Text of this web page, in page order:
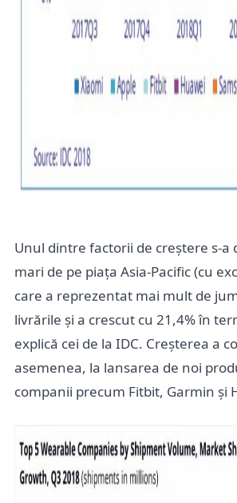
Unul dintre factorii de creștere s-a
mari de pe piața Asia-Pacific (cu
care a reprezentat mai mult de
livrările și a crescut cu 21,4% în
explică cei de la IDC. Creșterea a
asemenea, la lansarea de noi
companii precum Fitbit, Garmin și